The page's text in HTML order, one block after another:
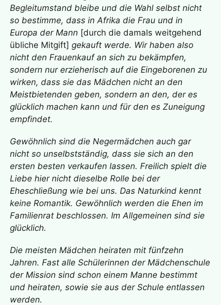
Begleitumstand bleibe und die Wahl selbst nicht
so bestimme, dass in Afrika die Frau und in
Europa der Mann [durch die damals weitgehend
übliche Mitgift] gekauft werde. Wir haben also
nicht den Frauenkauf an sich zu bekämpfen,
sondern nur erzieherisch auf die Eingeborenen zu
wirken, dass sie das Mädchen nicht an den
Meistbietenden geben, sondern an den, der es
glücklich machen kann und für den es Zuneigung
empfindet.
Gewöhnlich sind die Negermädchen auch gar
nicht so unselbstständig, dass sie sich an den
ersten besten verkaufen lassen. Freilich spielt die
Liebe hier nicht dieselbe Rolle bei der
Eheschließung wie bei uns. Das Naturkind kennt
keine Romantik. Gewöhnlich werden die Ehen im
Familienrat beschlossen. Im Allgemeinen sind sie
glücklich.
Die meisten Mädchen heiraten mit fünfzehn
Jahren. Fast alle Schülerinnen der Mädchenschule
der Mission sind schon einem Manne bestimmt
und heiraten, sowie sie aus der Schule entlassen
werden.